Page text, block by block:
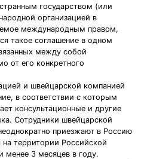
государством (или
организацией в
международным правом,
такое соглашение в одном
между собой
от его конкретного
и швейцарской компанией
в соответствии с которым
консультационные и другие
Сотрудники швейцарской
приезжают в Россию
на территории Российской
3 месяцев в году.